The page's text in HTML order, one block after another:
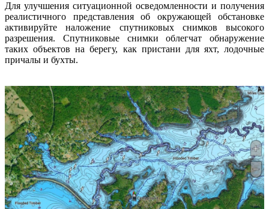
Для улучшения ситуационной осведомленности и получения
реалистичного представления об окружающей обстановке
активируйте наложение спутниковых снимков высокого
разрешения. Спутниковые снимки облегчат обнаружение
таких объектов на берегу, как пристани для яхт, лодочные
причалы и бухты.